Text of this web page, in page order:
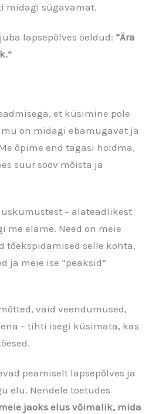
midagi sügavamat.
lapsepõlves öeldud: “Ära
et küsimine pole
on midagi ebamugavat ja
õpime end tagasi hoidma,
suur soov mõista ja
– alateadlikest
me elame. Need on meie
tõekspidamised selle kohta,
ja meie ise “peaksid”
vaid veendumused,
– tihti isegi küsimata, kas
peamiselt lapsepõlves ja
elu. Nendele toetudes
jaoks elus võimalik, mida